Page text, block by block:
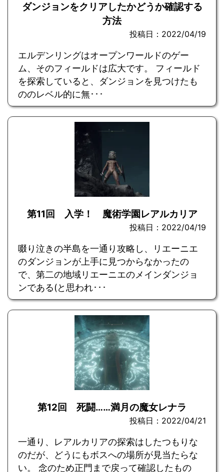
ダンジョンをクリアしたかどうか確認する
方法
投稿日：2022/04/19
エルデンリングはオープンワールドのゲー
ム、そのフィールドは広大です。 フィールド
を探索していると、ダンジョンを見つけたも
ののレベル的に無･･･
第11回 入学！ 魔術学園レアルカリア
投稿日：2022/04/19
啜り泣きの半島を一通り攻略し、リエーニエ
のダンジョンが上手に見つからなかったの
で、第二の地域リエーニエのメインダンジョ
ンである(と思われ･･･
第12回 死闘……満月の魔女レナラ
投稿日：2022/04/21
一通り、レアルカリアの探索はしたつもりな
のだが、どうにもボスへの場所が見当たらな
い。 念のため正門まで戻って確認したもの